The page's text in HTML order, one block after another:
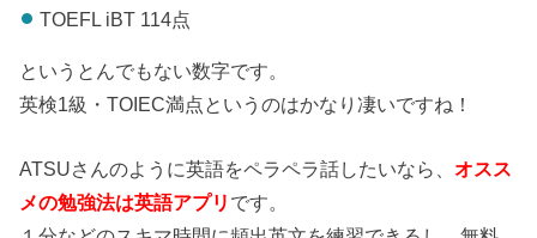
TOEFL iBT 114点
というとんでもない数字です。
英検1級・TOIEC満点というのはかなり凄いですね！
ATSUさんのように英語をペラペラ話したいなら、オスス
メの勉強法は英語アプリ です。